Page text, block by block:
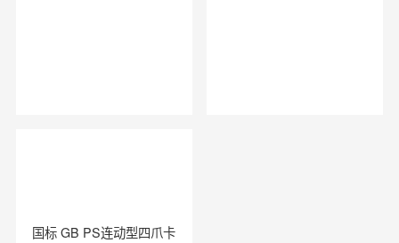
国标 GB PS连动型四爪卡